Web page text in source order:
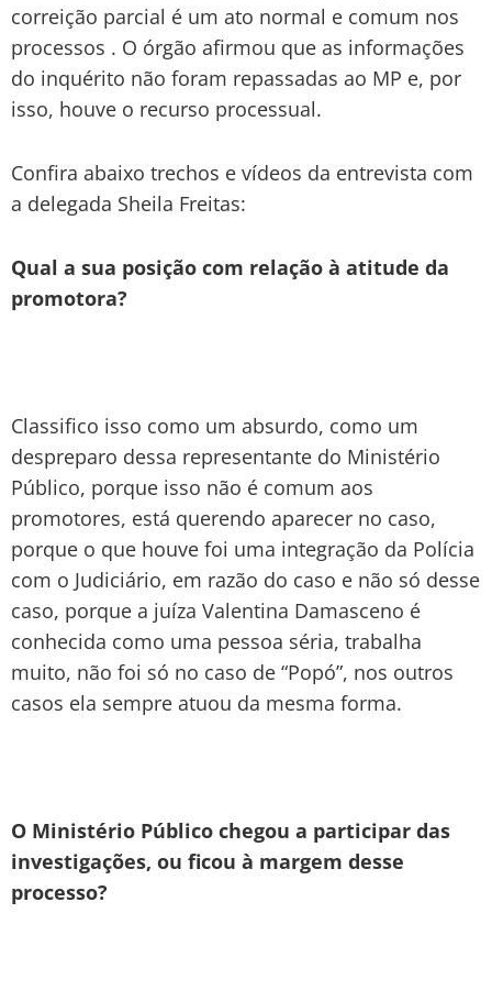
correição parcial é um ato normal e comum nos
processos . O órgão afirmou que as informações
do inquérito não foram repassadas ao MP e, por
isso, houve o recurso processual.
Confira abaixo trechos e vídeos da entrevista com
a delegada Sheila Freitas:
Qual a sua posição com relação à atitude da
promotora?
Classifico isso como um absurdo, como um
despreparo dessa representante do Ministério
Público, porque isso não é comum aos
promotores, está querendo aparecer no caso,
porque o que houve foi uma integração da Polícia
com o Judiciário, em razão do caso e não só desse
caso, porque a juíza Valentina Damasceno é
conhecida como uma pessoa séria, trabalha
muito, não foi só no caso de “Popó”, nos outros
casos ela sempre atuou da mesma forma.
O Ministério Público chegou a participar das
investigações, ou ficou à margem desse
processo?